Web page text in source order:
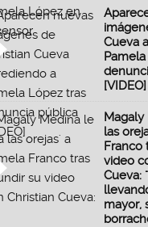
Cueva
[VIDEO]
Magaly
las
Franco
video
Cueva:
mayor,